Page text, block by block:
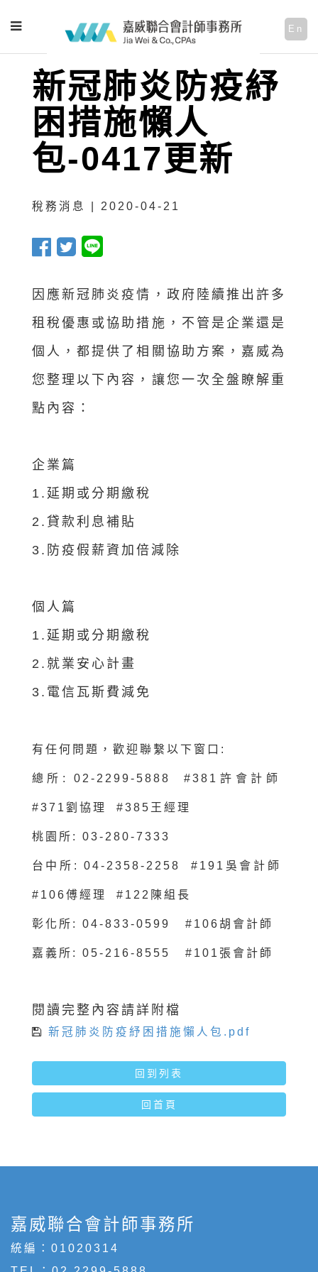
En
新冠肺炎防疫紓
困措施懶人
包-0417更新
稅務消息 | 2020-04-21
因應新冠肺炎疫情，政府陸續推出許多
租稅優惠或協助措施，不管是企業還是
個人，都提供了相關協助方案，嘉威為
您整理以下內容，讓您一次全盤瞭解重
點內容：
企業篇
1.延期或分期繳稅
2.貸款利息補貼
3.防疫假薪資加倍減除
個人篇
1.延期或分期繳稅
2.就業安心計畫
3.電信瓦斯費減免
有任何問題， 歡迎聯繫以下窗口:
總所: 02-2299-5888 #381許會計師
#371劉協理 #385王經理
桃園所: 03-280-7333
台中所: 04-2358-2258 #191吳會計師
#106傅經理 #122陳組長
彰化所: 04-833-0599 #106胡會計師
嘉義所: 05-216-8555 #101張會計師
閱讀完整內容請詳附檔
新冠肺炎防疫紓困措施懶人包.pdf
回到列表
回首頁
嘉威聯合會計師事務所
統編：01020314